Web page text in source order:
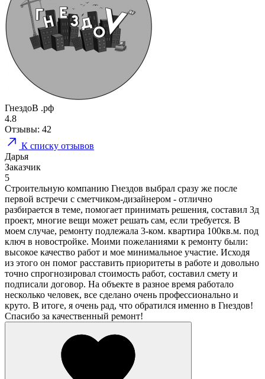
ГнездоВ .рф
4.8
Отзывы: 42
К списку отзывов
Дарья
Заказчик
5
Строительную компанию Гнездов выбрал сразу же после
первой встречи с сметчиком-дизайнером - отлично
разбирается в теме, помогает принимать решения, составил 3д
проект, многие вещи может решать сам, если требуется. В
моем случае, ремонту подлежала 3-ком. квартира 100кв.м. под
ключ в новостройке. Моими пожеланиями к ремонту были:
высокое качество работ и мое минимальное участие. Исходя
из этого он помог расставить приоритеты в работе и довольно
точно спрогнозировал стоимость работ, составил смету и
подписали договор. На объекте в разное время работало
несколько человек, все сделано очень профессионально и
круто. В итоге, я очень рад, что обратился именно в Гнездов!
Спасибо за качественный ремонт!